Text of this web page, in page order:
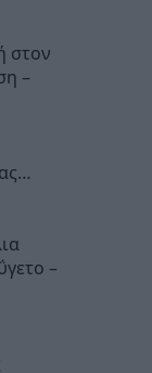
στον
–
–